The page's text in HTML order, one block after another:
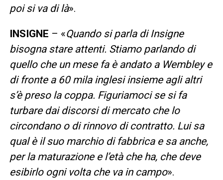
poi si va di là».
INSIGNE – «Quando si parla di Insigne
bisogna stare attenti. Stiamo parlando di
quello che un mese fa è andato a Wembley e
di fronte a 60 mila inglesi insieme agli altri
s’è preso la coppa. Figuriamoci se si fa
turbare dai discorsi di mercato che lo
circondano o di rinnovo di contratto. Lui sa
qual è il suo marchio di fabbrica e sa anche,
per la maturazione e l’età che ha, che deve
esibirlo ogni volta che va in campo».